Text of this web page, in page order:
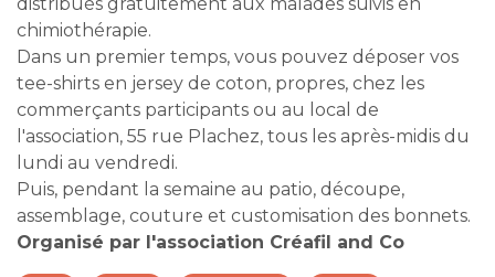
distribués gratuitement aux malades suivis en
chimiothérapie.
Dans un premier temps, vous pouvez déposer vos
tee-shirts en jersey de coton, propres, chez les
commerçants participants ou au local de
l'association, 55 rue Plachez, tous les après-midis du
lundi au vendredi.
Puis, pendant la semaine au patio, découpe,
assemblage, couture et customisation des bonnets.
Organisé par l'association Créafil and Co